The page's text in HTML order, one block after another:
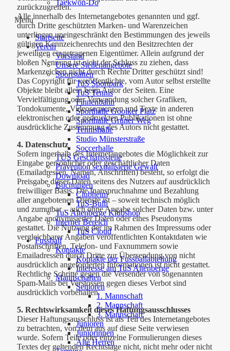
Taekwon-Do
Menu
Startseite
Verein
Vorstand
Unsere Stellenangebote
Sportstätten
TuS Sportpark
TuS Tennis
Finnenbahn
Sporthalle Gooiker Platz
Sporthalle Grüner Weg
Tennishalle
Studio Münsterstraße
Soccerhalle
TUS Geschäftsstelle
Prävention sexualisierte Gewalt
Download
Buchungen
Clubheim
TuS-Bulli
TuS Altenberge Klubshop
Interner Bereich
TuS Cloud
Fussball
Kontakte
Kontakte der Fussballabteilung
Interesse am TuS Altenberge
Mannschaften
Senioren
1. Mannschaft
2. Mannschaft
3. Mannschaft
Junioren
Juniorinnen
Alte Herren
zurückzugreifen.
Alle innerhalb des Internetangebotes genannten und ggf.
durch Dritte geschützten Marken- und Warenzeichen
unterliegen uneingeschränkt den Bestimmungen des jeweils
gültigen Kennzeichenrechts und den Besitzrechten der
jeweiligen eingetragenen Eigentümer. Allein aufgrund der
bloßen Nennung ist nicht der Schluss zu ziehen, dass
Markenzeichen nicht durch Rechte Dritter geschützt sind!
Das Copyright für veröffentlichte, vom Autor selbst erstellte
Objekte bleibt allein beim Autor der Seiten. Eine
Vervielfältigung oder Verwendung solcher Grafiken,
Tondokumente, Videosequenzen und Texte in anderen
elektronischen oder gedruckten Publikationen ist ohne
ausdrückliche Zustimmung des Autors nicht gestattet.
4. Datenschutz
Sofern innerhalb des Internetangebotes die Möglichkeit zur
Eingabe persönlicher oder geschäftlicher Daten
(Emailadressen, Namen, Anschriften) besteht, so erfolgt die
Preisgabe dieser Daten seitens des Nutzers auf ausdrücklich
freiwilliger Basis. Die Inanspruchnahme und Bezahlung
aller angebotenen Dienste ist – soweit technisch möglich
und zumutbar – auch ohne Angabe solcher Daten bzw. unter
Angabe anonymisierter Daten oder eines Pseudonyms
gestattet. Die Nutzung der im Rahmen des Impressums oder
vergleichbarer Angaben veröffentlichten Kontaktdaten wie
Postanschriften, Telefon- und Faxnummern sowie
Emailadressen durch Dritte zur Übersendung von nicht
ausdrücklich angeforderten Informationen ist nicht gestattet.
Rechtliche Schritte gegen die Versender von sogenannten
Spam-Mails bei Verstössen gegen dieses Verbot sind
ausdrücklich vorbehalten.
5. Rechtswirksamkeit dieses Haftungsausschlusses
Dieser Haftungsausschluss ist als Teil des Internetangebotes
zu betrachten, von dem aus auf diese Seite verwiesen
wurde. Sofern Teile oder einzelne Formulierungen dieses
Textes der geltenden Rechtslage nicht, nicht mehr oder nicht